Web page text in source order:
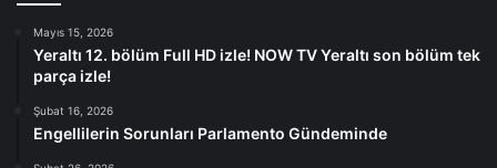
Mayıs 15, 2026
Yeraltı 12. bölüm Full HD izle! NOW TV Yeraltı son bölüm tek
parça izle!
Şubat 16, 2026
Engellilerin Sorunları Parlamento Gündeminde